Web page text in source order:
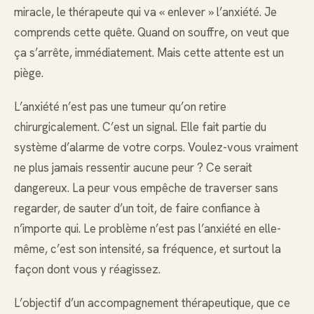
miracle, le thérapeute qui va « enlever » l’anxiété. Je
comprends cette quête. Quand on souffre, on veut que
ça s’arrête, immédiatement. Mais cette attente est un
piège.
L’anxiété n’est pas une tumeur qu’on retire
chirurgicalement. C’est un signal. Elle fait partie du
système d’alarme de votre corps. Voulez-vous vraiment
ne plus jamais ressentir aucune peur ? Ce serait
dangereux. La peur vous empêche de traverser sans
regarder, de sauter d’un toit, de faire confiance à
n’importe qui. Le problème n’est pas l’anxiété en elle-
même, c’est son intensité, sa fréquence, et surtout la
façon dont vous y réagissez.
L’objectif d’un accompagnement thérapeutique, que ce